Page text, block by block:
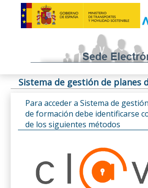
Sistema de gestión de planes
Para acceder a Sistema de
de formación debe identificarse
de los siguientes métodos